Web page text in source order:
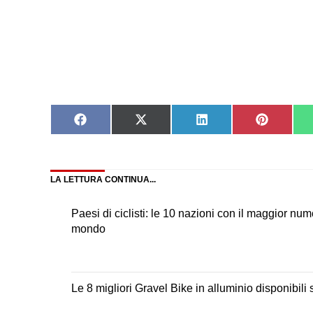
Share
on
Share
on
Share
on
Share
on
LA LETTURA CONTINUA...
Paesi di ciclisti: le 10 nazioni con il maggior
mondo
Le 8 migliori Gravel Bike in alluminio disponibili